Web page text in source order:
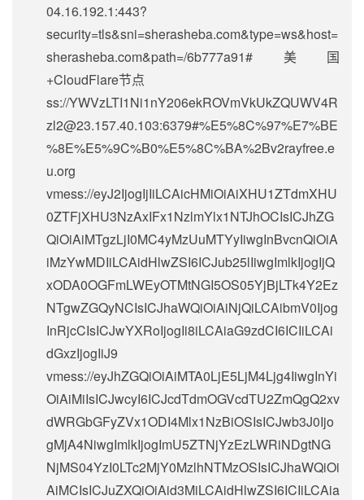
04.16.192.1:443?
security=tls&sni=sherasheba.com&type=ws&host=
sherasheba.com&path=/6b777a91#美国
+CloudFlare节点
ss://YWVzLTI1Ni1nY206ekROVmVkUkZQUWV4R
zl2@23.157.40.103:6379#%E5%8C%97%E7%BE
%8E%E5%9C%B0%E5%8C%BA%2Bv2rayfree.e
u.org
vmess://eyJ2IjogIjIiLCAicHMiOiAiXHU1ZTdmXHU
0ZTFjXHU3NzAxIFx1NzlmYlx1NTJhOCIsICJhZG
QiOiAiMTgzLjI0MC4yMzUuMTYyIiwgInBvcnQiOiA
iMzYwMDIiLCAidHlwZSI6ICJub25lIiwgImlkIjogIjQ
xODA0OGFmLWEyOTMtNGI5OS05YjBjLTk4Y2Ez
NTgwZGQyNCIsICJhaWQiOiAiNjQiLCAibmV0Ijog
InRjcCIsICJwYXRoIjogIi8iLCAiaG9zdCI6ICIiLCAi
dGxzIjogIiJ9
vmess://eyJhZGQiOiAiMTA0LjE5LjM4Ljg4IiwgInYi
OiAiMiIsICJwcyI6ICJcdTdmOGVcdTU2ZmQgQ2xv
dWRGbGFyZVx1ODI4Mlx1NzBiOSIsICJwb3J0Ijo
gMjA4NiwgImlkIjogImU5ZTNjYzEzLWRiNDgtNG
NjMS04YzI0LTc2MjY0MzlhNTMzOSIsICJhaWQiOi
AiMCIsICJuZXQiOiAid3MiLCAidHlwZSI6ICIiLCAia